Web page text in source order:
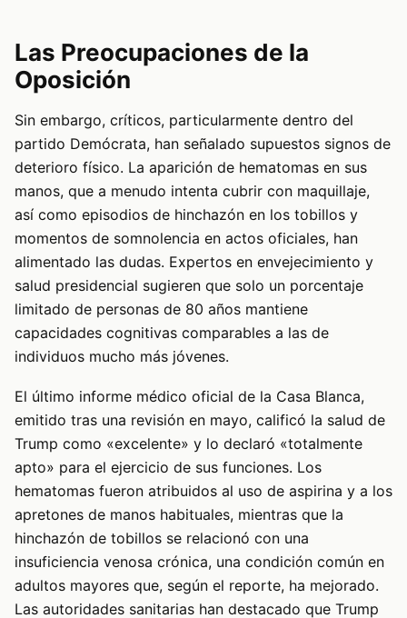
Las Preocupaciones de la
Oposición
Sin embargo, críticos, particularmente dentro del
partido Demócrata, han señalado supuestos signos de
deterioro físico. La aparición de hematomas en sus
manos, que a menudo intenta cubrir con maquillaje,
así como episodios de hinchazón en los tobillos y
momentos de somnolencia en actos oficiales, han
alimentado las dudas. Expertos en envejecimiento y
salud presidencial sugieren que solo un porcentaje
limitado de personas de 80 años mantiene
capacidades cognitivas comparables a las de
individuos mucho más jóvenes.
El último informe médico oficial de la Casa Blanca,
emitido tras una revisión en mayo, calificó la salud de
Trump como «excelente» y lo declaró «totalmente
apto» para el ejercicio de sus funciones. Los
hematomas fueron atribuidos al uso de aspirina y a los
apretones de manos habituales, mientras que la
hinchazón de tobillos se relacionó con una
insuficiencia venosa crónica, una condición común en
adultos mayores que, según el reporte, ha mejorado.
Las autoridades sanitarias han destacado que Trump